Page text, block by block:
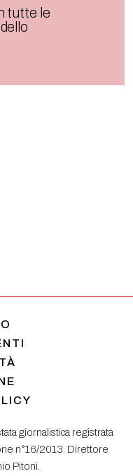
tutte le
giornalistica registrata
n°16/2013. Direttore
Pitoni.